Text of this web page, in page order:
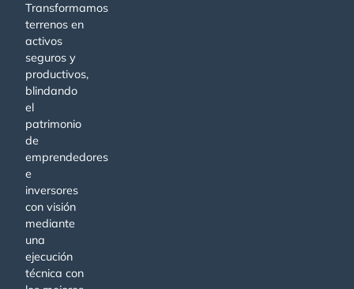
Transformamos
terrenos en
activos
seguros y
productivos,
blindando
el
patrimonio
de
emprendedores
e
inversores
con visión
mediante
una
ejecución
técnica con